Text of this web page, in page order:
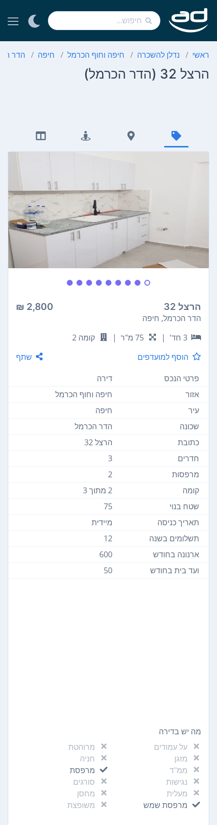
ראשי נדלן להשכרה חיפה וחוף הכרמל חיפה הדר
הרצל 32 (הדר הכרמל)
הרצל 32 2,800 ₪
הדר הכרמל, חיפה
3 חד'
| 75 מ"ר |
קומה 2
הוסף למועדפים
שתף
פרטי הנכס
דירה
אזור
חיפה וחוף הכרמל
עיר
חיפה
שכונה
הדר הכרמל
כתובת
הרצל 32
חדרים
3
מרפסות
2
קומה
2 מתוך 3
שטח בנוי
75
תאריך כניסה
מיידית
תשלומים בשנה
12
ארנונה בחודש
600
ועד בית בחודש
50
מה יש בדירה
על עמודים
מרוהטת
מזגן
חניה
ממ"ד
מרפסת
נגישות
סורגים
מעלית
מחסן
מרפסת שמש
משופצת